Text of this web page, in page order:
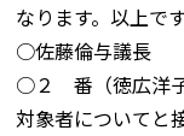
なります。以上です
○佐藤倫与議長
○２ 番（徳広洋
対象者についてと